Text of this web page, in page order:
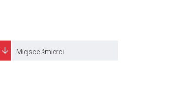
Miejsce śmierci